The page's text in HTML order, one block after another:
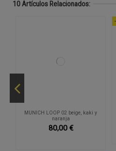
10 Artículos Relacionados:
MUNICH LOOP 02 beige, kaki y
naranja
80,00 €